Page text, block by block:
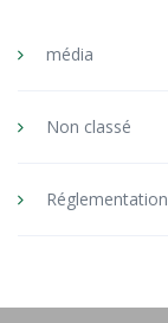
média
Non classé
Réglementation